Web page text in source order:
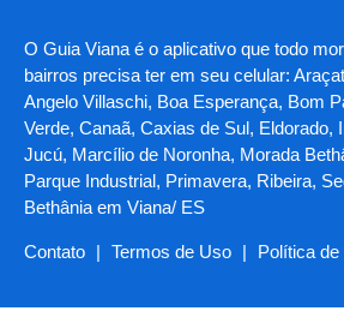
O Guia Viana é o aplicativo que todo
bairros precisa ter em seu celular:
Angelo Villaschi, Boa Esperança, Bom
Verde, Canaã, Caxias de Sul, Eldorado,
Jucú, Marcílio de Noronha, Morada
Parque Industrial, Primavera, Ribeira,
Bethânia em Viana/ ES
Contato | Termos de Uso | Política